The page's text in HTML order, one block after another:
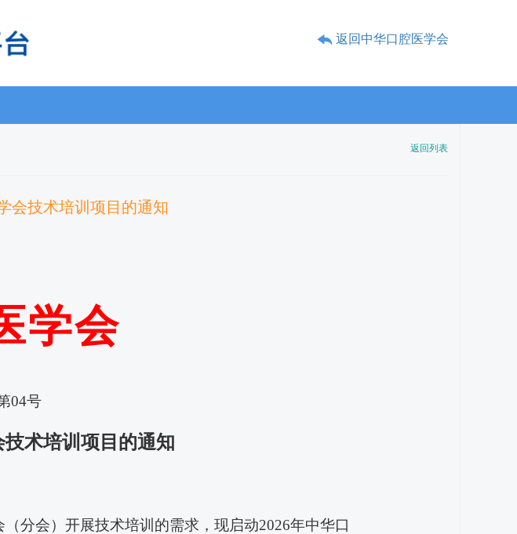
返回中华口腔医学会
返回列表
会技术培训项目的通知
学会
04号
术培训项目的通知
分会）开展技术培训的需求， 现启动2026年中华口